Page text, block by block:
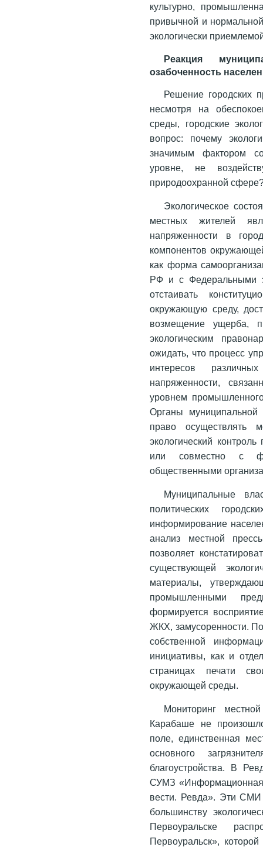
культурно,
привычной и
экологически
Реакция
озабоченность
Решение городских
несмотря на
среды, городские
вопрос: почему
значимым фактором
уровне, не
природоохранной
Экологическое
местных жителей
напряженности в
компонентов
как форма
РФ и с
отстаивать
окружающую среду,
возмещение ущерба,
экологическим
ожидать, что процесс
интересов
напряженности,
уровнем
Органы
право осуществлять
экологический
или совместно с
общественными
Муниципальные
политических
информирование
анализ местной
позволяет
существующей
материалы,
промышленными
формируется
ЖКХ, замусоренности.
собственной
инициативы, как и
страницах печати
окружающей среды.
Мониторинг
Карабаше не
поле, единственная
основного
благоустройства. В
СУМЗ «Информационная
вести. Ревда». Эти СМИ
большинству
Первоуральске
Первоуральск»,